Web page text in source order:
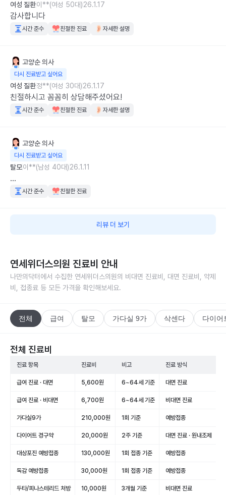
여성 질환이**(여성 50대)26.1.17
감사합니다
시간 준수 친절한 진료 자세한 설명
고양순의사
다시 진료받고 싶어요
여성 질환정**(여성 30대)26.1.17
친절하시고 꼼꼼히 상담해주셨어요!
시간 준수 친절한 진료 자세한 설명
고양순의사
다시 진료받고 싶어요
탈모이**(남성 40대)26.1.11
...
시간 준수 친절한 진료
리뷰 더 보기
연세위더스의원 진료비 안내
나만의닥터에서 수집한 연세위더스의원의 비대면 진료비, 대면 진료비, 약제
비, 접종료 등 모든 가격을 확인해보세요.
전체 급여 탈모 가다실 9가 삭센다 다이어
전체 진료비
진료 항목 진료비 비고 진료 방식
급여 진료 · 대면 5,600원 6~64세 기준 대면 진료
급여 진료 · 비대면 6,700원 6~64세 기준 비대면 진료
가다실9가 210,000원 1회 기준 예방접종
다이어트 경구약 20,000원 2주 기준 대면 진료 · 원내조제
대상포진 예방접종 130,000원 1회 접종 기준 예방접종
독감 예방접종 30,000원 1회 접종 기준 예방접종
두타/피나스테리드 처방 10,000원 3개월 기준 비대면 진료